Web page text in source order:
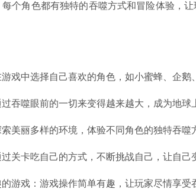
每个角色都有独特的吞噬方式和冒险体验，
戏中选择自己喜欢的角色，如小蜜蜂、企鹅
吞噬眼前的一切来变得越来越大，成为地球
美丽多样的环境，体验不同角色的独特吞噬
关卡吃自己的方式，不断挑战自己，让自己
游戏：游戏操作简单有趣，让玩家尽情享受